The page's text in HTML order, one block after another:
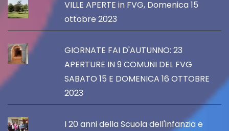
VILLE APERTE in FVG, Domenica 15
ottobre 2023
GIORNATE FAI D'AUTUNNO: 23
APERTURE IN 9 COMUNI DEL FVG
SABATO 15 E DOMENICA 16 OTTOBRE
2023
I 20 anni della Scuola dell'infanzia e